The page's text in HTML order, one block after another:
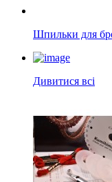
Шпильки для
Дивитися всі